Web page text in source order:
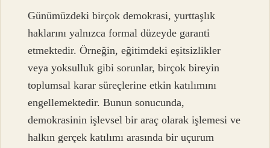
Günümüzdeki birçok demokrasi, yurttaşlık
haklarını yalnızca formal düzeyde garanti
etmektedir. Örneğin, eğitimdeki eşitsizlikler
veya yoksulluk gibi sorunlar, birçok bireyin
toplumsal karar süreçlerine etkin katılımını
engellemektedir. Bunun sonucunda,
demokrasinin işlevsel bir araç olarak işlemesi ve
halkın gerçek katılımı arasında bir uçurum